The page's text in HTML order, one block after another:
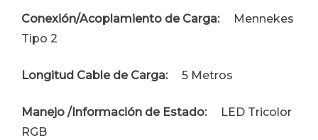
Conexión/Acoplamiento de Carga:Mennekes
Tipo 2
Longitud Cable de Carga:5 Metros
Manejo /Información de Estado:LED Tricolor
RGB